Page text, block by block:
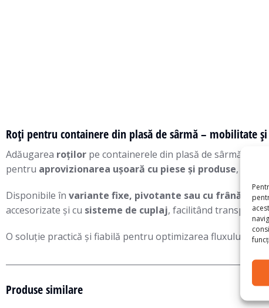
Roți pentru containere din plasă de sârmă – mobilitate
Adăugarea roților pe containerele din plasă de sârmă
pentru aprovizionarea ușoară cu piese și produse,
Disponibile în variante fixe, pivotante sau cu frână ,
accesorizate și cu sisteme de cuplaj, facilitând
O soluție practică și fiabilă pentru optimizarea fluxului de
Produse similare